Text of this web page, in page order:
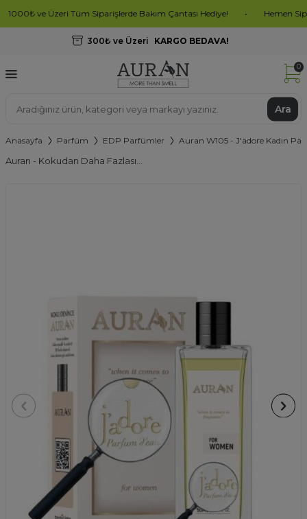
ve Üzeri Tüm Siparişlerde Bakım Çantası Hediye! • Hemen Sipariş
300₺ ve Üzeri KARGO BEDAVA!
Ara
0
Anasayfa Parfüm EDP Parfümler Auran W105 - J'adore Kadın
Auran - Kokudan Daha Fazlası...